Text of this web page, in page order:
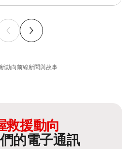
動向前線新聞與故事
救援動向
的電子通訊